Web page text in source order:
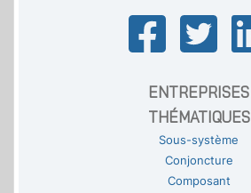
ENTREPRISES
THÉMATIQUES
Sous-système
Conjoncture
Composant